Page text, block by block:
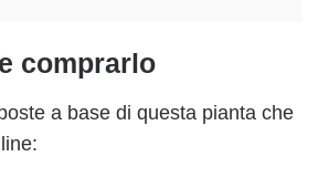
comprarlo
a base di questa pianta che